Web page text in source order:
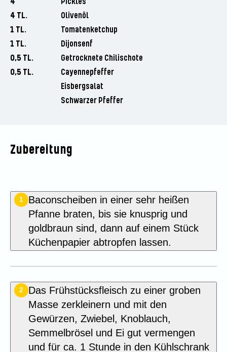
4 TL.
Olivenöl
1 TL.
Tomatenketchup
1 TL.
Dijonsenf
0,5 TL.
Getrocknete Chilischote
0,5 TL.
Cayennepfeffer
Eisbergsalat
Schwarzer Pfeffer
Zubereitung
1
Baconscheiben in einer sehr heißen
Pfanne braten, bis sie knusprig und
goldbraun sind, dann auf einem Stück
Küchenpapier abtropfen lassen.
2
Das Frühstücksfleisch zu einer groben
Masse zerkleinern und mit den
Gewürzen, Zwiebel, Knoblauch,
Semmelbrösel und Ei gut vermengen
und für ca. 1 Stunde in den Kühlschrank